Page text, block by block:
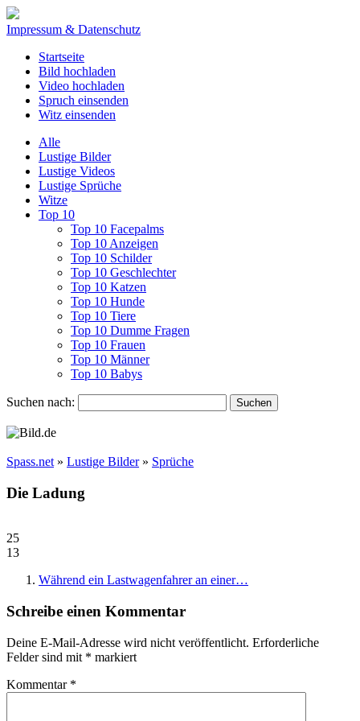
Impressum & Datenschutz
Startseite
Bild hochladen
Video hochladen
Spruch einsenden
Witz einsenden
Alle
Lustige Bilder
Lustige Videos
Lustige Sprüche
Witze
Top 10
Top 10 Facepalms
Top 10 Anzeigen
Top 10 Schilder
Top 10 Geschlechter
Top 10 Katzen
Top 10 Hunde
Top 10 Tiere
Top 10 Dumme Fragen
Top 10 Frauen
Top 10 Männer
Top 10 Babys
Suchen nach:
Spass.net » Lustige Bilder» Sprüche
Die Ladung
25
13
Während ein Lastwagenfahrer an einer…
Schreibe einen Kommentar
Deine E-Mail-Adresse wird nicht veröffentlicht. Erforderliche
Felder sind mit * markiert
Kommentar *